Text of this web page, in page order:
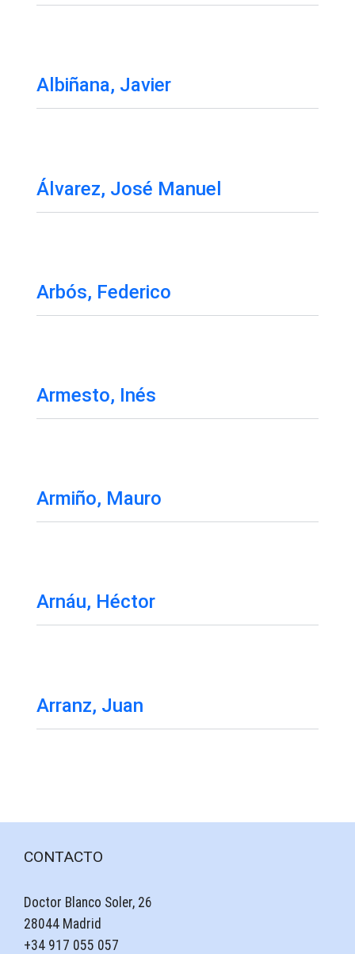
Albiñana, Javier
Álvarez, José Manuel
Arbós, Federico
Armesto, Inés
Armiño, Mauro
Arnáu, Héctor
Arranz, Juan
CONTACTO
Doctor Blanco Soler, 26
28044 Madrid
+34 917 055 057